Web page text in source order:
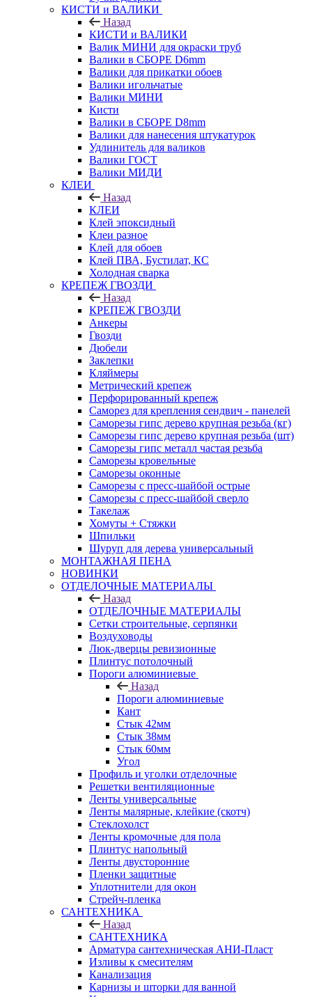
КИСТИ и ВАЛИКИ
Назад
КИСТИ и ВАЛИКИ
Валик МИНИ для окраски труб
Валики в СБОРЕ D6mm
Валики для прикатки обоев
Валики игольчатые
Валики МИНИ
Кисти
Валики в СБОРЕ D8mm
Валики для нанесения штукатурок
Удлинитель для валиков
Валики ГОСТ
Валики МИДИ
КЛЕИ
Назад
КЛЕИ
Клей эпоксидный
Клеи разное
Клей для обоев
Клей ПВА, Бустилат, КС
Холодная сварка
КРЕПЕЖ ГВОЗДИ
Назад
КРЕПЕЖ ГВОЗДИ
Анкеры
Гвозди
Дюбели
Заклепки
Кляймеры
Метрический крепеж
Перфорированный крепеж
Саморез для крепления сендвич - панелей
Саморезы гипс дерево крупная резьба (кг)
Саморезы гипс дерево крупная резьба (шт)
Саморезы гипс металл частая резьба
Саморезы кровельные
Саморезы оконные
Саморезы с пресс-шайбой острые
Саморезы с пресс-шайбой сверло
Такелаж
Хомуты + Стяжки
Шпильки
Шуруп для дерева универсальный
МОНТАЖНАЯ ПЕНА
НОВИНКИ
ОТДЕЛОЧНЫЕ МАТЕРИАЛЫ
Назад
ОТДЕЛОЧНЫЕ МАТЕРИАЛЫ
Сетки строительные, серпянки
Воздуховоды
Люк-дверцы ревизионные
Плинтус потолочный
Пороги алюминиевые
Назад
Пороги алюминиевые
Кант
Стык 42мм
Стык 38мм
Стык 60мм
Угол
Профиль и уголки отделочные
Решетки вентиляционные
Ленты универсальные
Ленты малярные, клейкие (скотч)
Стеклохолст
Ленты кромочные для пола
Плинтус напольный
Ленты двусторонние
Пленки защитные
Уплотнители для окон
Стрейч-пленка
САНТЕХНИКА
Назад
САНТЕХНИКА
Арматура сантехническая АНИ-Пласт
Изливы к смесителям
Канализация
Карнизы и шторки для ванной